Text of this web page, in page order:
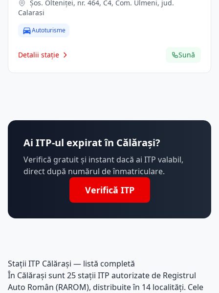
Calarasi
Autoturisme
Detalii stație Sună
Ai ITP-ul expirat în Călărași?
Verifică gratuit și instant dacă ai ITP valabil,
direct după numărul de înmatriculare.
Verifică ITP
Stații ITP Călărași — listă completă
În Călărași sunt 25 stații ITP autorizate de Registrul
Auto Român (RAROM), distribuite în 14 localități. Cele